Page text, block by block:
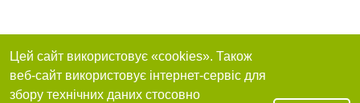
Цей сайт використовує «cookies». Також
веб-сайт використовує інтернет-сервіс для
збору технічних даних стосовно